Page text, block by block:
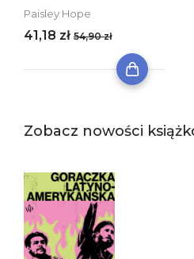
Paisley Hope
41,18 zł 54,90 zł
Zobacz nowości